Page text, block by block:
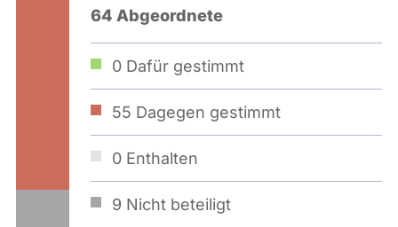
64 Abgeordnete
0 Dafür gestimmt
55 Dagegen gestimmt
0 Enthalten
9 Nicht beteiligt